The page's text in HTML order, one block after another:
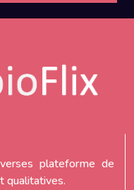
plateforme de
qualitatives.